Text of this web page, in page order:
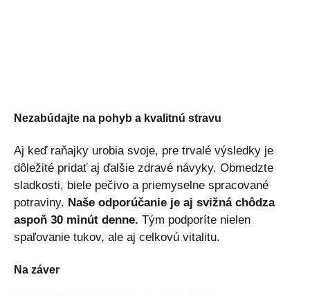
Nezabúdajte na pohyb a kvalitnú stravu
Aj keď raňajky urobia svoje, pre trvalé výsledky je
dôležité pridať aj ďalšie zdravé návyky. Obmedzte
sladkosti, biele pečivo a priemyselne spracované
potraviny. Naše odporúčanie je aj svižná chôdza
aspoň 30 minút denne. Tým podporíte nielen
spaľovanie tukov, ale aj celkovú vitalitu.
Na záver